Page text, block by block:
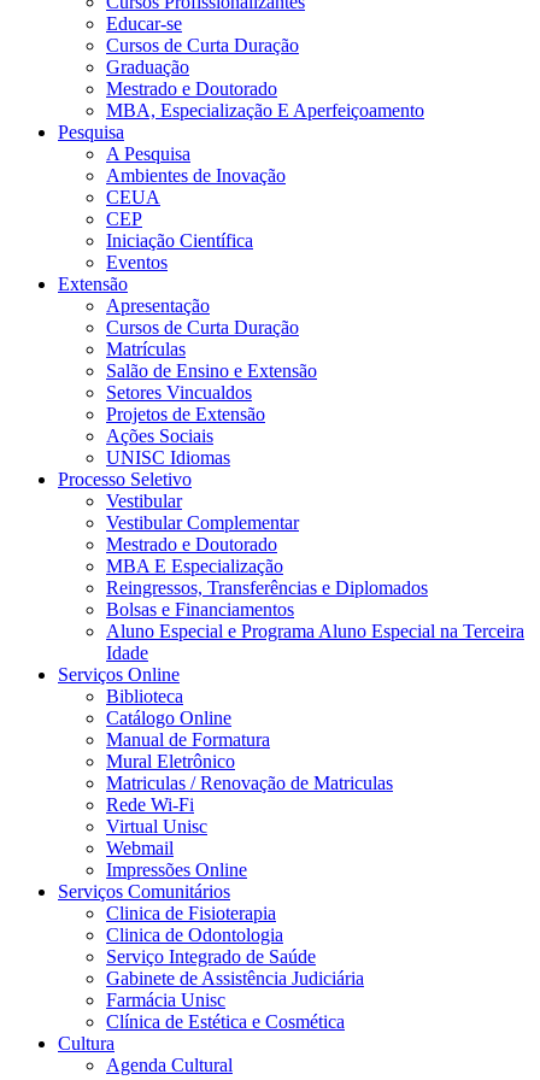
Educar-se
Cursos de Curta Duração
Graduação
Mestrado e Doutorado
MBA, Especialização E Aperfeiçoamento
Pesquisa
A Pesquisa
Ambientes de Inovação
CEUA
CEP
Iniciação Científica
Eventos
Extensão
Apresentação
Cursos de Curta Duração
Matrículas
Salão de Ensino e Extensão
Setores Vincualdos
Projetos de Extensão
Ações Sociais
UNISC Idiomas
Processo Seletivo
Vestibular
Vestibular Complementar
Mestrado e Doutorado
MBA E Especialização
Reingressos, Transferências e Diplomados
Bolsas e Financiamentos
Aluno Especial e Programa Aluno Especial na Terceira
Idade
Serviços Online
Biblioteca
Catálogo Online
Manual de Formatura
Mural Eletrônico
Matriculas / Renovação de Matriculas
Rede Wi-Fi
Virtual Unisc
Webmail
Impressões Online
Serviços Comunitários
Clinica de Fisioterapia
Clinica de Odontologia
Serviço Integrado de Saúde
Gabinete de Assistência Judiciária
Farmácia Unisc
Clínica de Estética e Cosmética
Cultura
Agenda Cultural